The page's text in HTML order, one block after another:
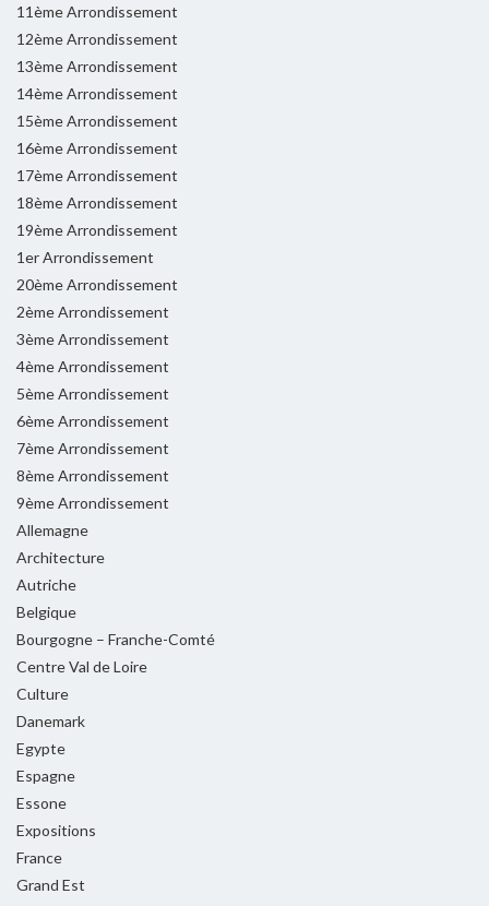
11ème Arrondissement
12ème Arrondissement
13ème Arrondissement
14ème Arrondissement
15ème Arrondissement
16ème Arrondissement
17ème Arrondissement
18ème Arrondissement
19ème Arrondissement
1er Arrondissement
20ème Arrondissement
2ème Arrondissement
3ème Arrondissement
4ème Arrondissement
5ème Arrondissement
6ème Arrondissement
7ème Arrondissement
8ème Arrondissement
9ème Arrondissement
Allemagne
Architecture
Autriche
Belgique
Bourgogne – Franche-Comté
Centre Val de Loire
Culture
Danemark
Egypte
Espagne
Essone
Expositions
France
Grand Est